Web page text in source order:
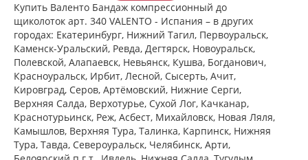
Купить Валенто Бандаж компрессионный до
щиколоток арт. 340 VALENTO - Испания – в других
городах: Екатеринбург, Нижний Тагил, Первоуральск,
Каменск-Уральский, Ревда, Дегтярск, Новоуральск,
Полевской, Алапаевск, Невьянск, Кушва, Богданович,
Красноуральск, Ирбит, Лесной, Сысерть, Ачит,
Кировград, Серов, Артёмовский, Нижние Cерги,
Верхняя Салда, Верхотурье, Сухой Лог, Качканар,
Краснотурьинск, Реж, Асбест, Михайловск, Новая Ляля,
Камышлов, Верхняя Тура, Талинка, Карпинск, Нижняя
Тура, Тавда, Североуральск, Челябинск, Арти,